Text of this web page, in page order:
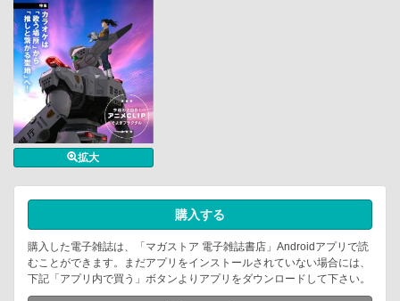
拡大
購入する
購入した電子雑誌は、「マガストア 電子雑誌書店」Androidアプリで読
むことができます。まだアプリをインストールされていない場合には、
下記「アプリ内で買う」ボタンよりアプリをダウンロードして下さい。